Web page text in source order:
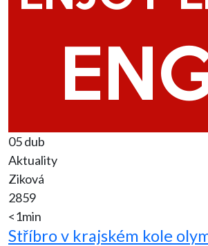
05 dub
Aktuality
Ziková
2859
<1min
Stříbro v krajském kole